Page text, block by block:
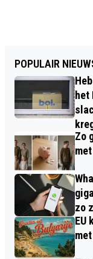
POPULAIR
het
Zo
zo
EU